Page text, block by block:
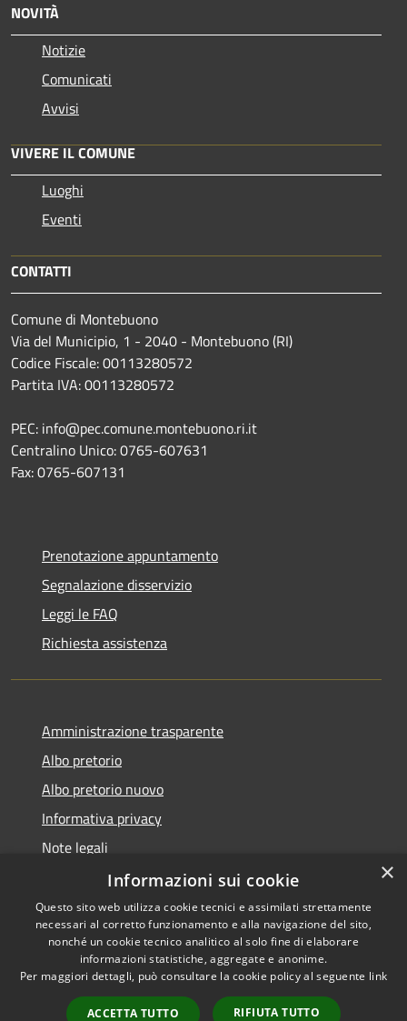
NOVITÀ
Notizie
Comunicati
Avvisi
VIVERE IL COMUNE
Luoghi
Eventi
CONTATTI
Comune di Montebuono
Via del Municipio, 1 - 2040 - Montebuono (RI)
Codice Fiscale: 00113280572
Partita IVA: 00113280572
PEC: info@pec.comune.montebuono.ri.it
Centralino Unico: 0765-607631
Fax: 0765-607131
Prenotazione appuntamento
Segnalazione disservizio
Leggi le FAQ
Richiesta assistenza
Amministrazione trasparente
Albo pretorio
Albo pretorio nuovo
Informativa privacy
Note legali
Dichiarazione di accessibilità
RSS
Accessibilità
Copyright © 2026 • Comune di
Montebuono • Powered by
Municipium• Accesso
×
Informazioni sui cookie
Questo sito web utilizza cookie tecnici e assimilati strettamente
necessari al corretto funzionamento e alla navigazione del sito,
nonché un cookie tecnico analitico al solo fine di elaborare
informazioni statistiche, aggregate e anonime.
Per maggiori dettagli, può consultare la cookie policy al seguente link
ACCETTA TUTTO RIFIUTA TUTTO